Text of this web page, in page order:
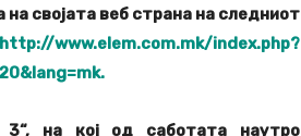
својата веб страна на следниот
http://www.elem.com.mk/index.php?
3“, на кој од саботата наутро